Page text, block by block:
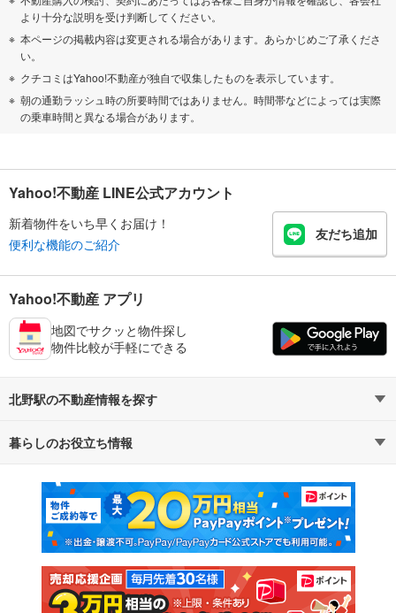
より十分な説明を受け判断してください。
本ページの掲載内容は変更される場合があります。あらかじめご了承くださ
い。
クチコミはYahoo!不動産が独自で収集したものを表示しています。
朝の通勤ラッシュ時の所要時間ではありません。時間帯などによっては実際
の乗車時間と異なる場合があります。
Yahoo!不動産 LINE公式アカウント
新着物件をいち早くお届け！
便利な機能のご紹介
友だち追加
Yahoo!不動産 アプリ
地図でサクッと物件探し
物件比較が手軽にできる
北野駅の不動産情報を探す
不動産・住宅
新築マンション 中古マンション
新築一戸建て 中古一戸建て
注文住宅 土地
暮らしのお役立ち情報
マンションカタログ 教えて！住まいの先生